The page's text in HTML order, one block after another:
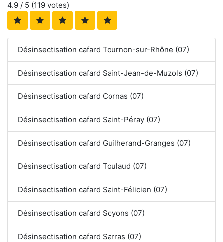
4.9 / 5 (119 votes)
Désinsectisation cafard Tournon-sur-Rhône (07)
Désinsectisation cafard Saint-Jean-de-Muzols (07)
Désinsectisation cafard Cornas (07)
Désinsectisation cafard Saint-Péray (07)
Désinsectisation cafard Guilherand-Granges (07)
Désinsectisation cafard Toulaud (07)
Désinsectisation cafard Saint-Félicien (07)
Désinsectisation cafard Soyons (07)
Désinsectisation cafard Sarras (07)